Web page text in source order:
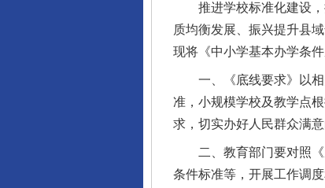
推进学校标准化建设，
质均衡发展、振兴提升县
现将《中小学基本办学条
一、《底线要求》以相
准，小规模学校及教学点
求，切实办好人民群众满意
二、教育部门要对照《
条件标准等，开展工作调